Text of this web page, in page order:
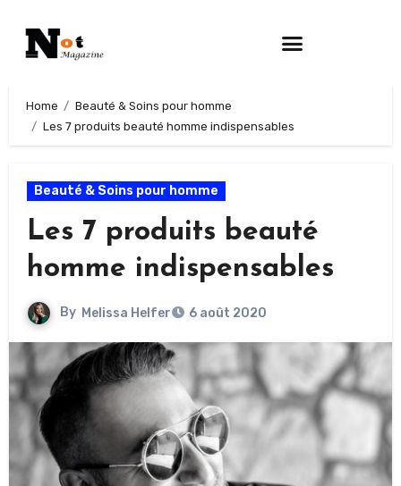
Home
Beauté & Soins pour homme
Les 7 produits beauté homme indispensables
Beauté & Soins pour homme
Les 7 produits beauté
homme indispensables
By Melissa Helfer 6 août 2020